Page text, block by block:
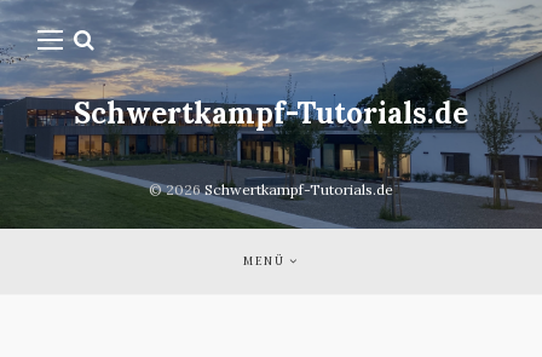
Schwertkampf-Tutorials.de
© 2026Schwertkampf-Tutorials.de
MENÜ